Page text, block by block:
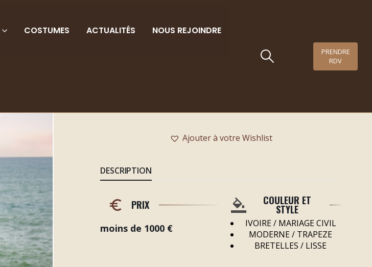
COSTUMES ACTUALITÉS NOUS REJOINDRE
PRENDRE
RDV
Ajouter à votre Wishlist
DESCRIPTION
PRIX
moins de 1000 €
COULEUR ET
STYLE
IVOIRE / MARIAGE CIVIL
MODERNE / TRAPEZE
BRETELLES / LISSE